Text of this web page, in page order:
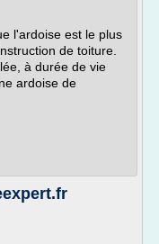
l'ardoise est le plus
de toiture.
à durée de vie
ardoise de